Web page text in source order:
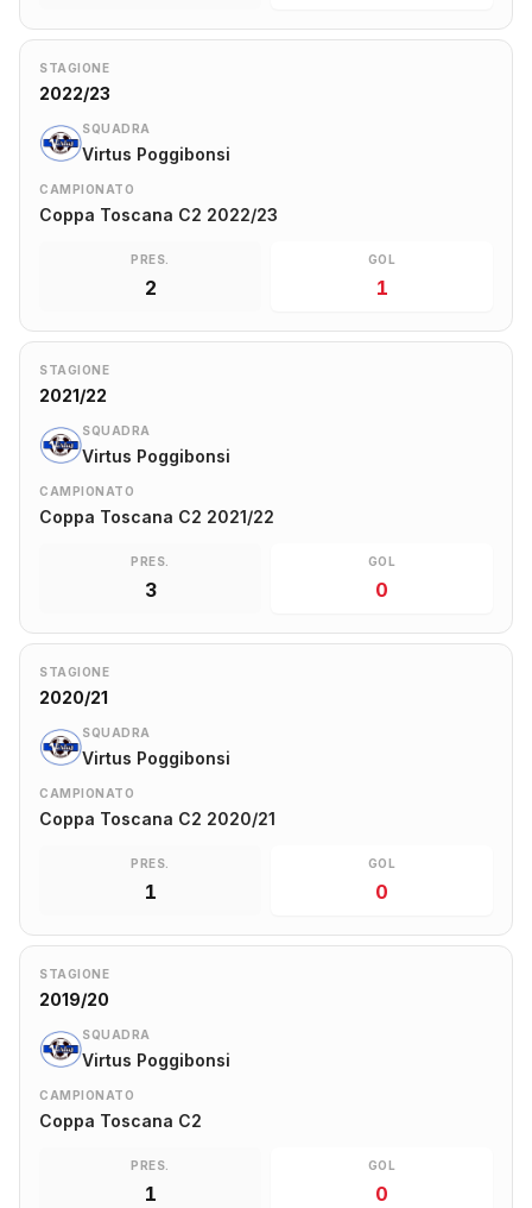
STAGIONE
2022/23
SQUADRA
Virtus Poggibonsi
CAMPIONATO
Coppa Toscana C2 2022/23
PRES.
2
GOL
1
STAGIONE
2021/22
SQUADRA
Virtus Poggibonsi
CAMPIONATO
Coppa Toscana C2 2021/22
PRES.
3
GOL
0
STAGIONE
2020/21
SQUADRA
Virtus Poggibonsi
CAMPIONATO
Coppa Toscana C2 2020/21
PRES.
1
GOL
0
STAGIONE
2019/20
SQUADRA
Virtus Poggibonsi
CAMPIONATO
Coppa Toscana C2
PRES.
1
GOL
0